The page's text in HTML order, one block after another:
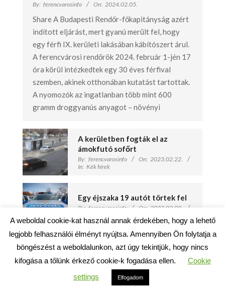
By: ferencvarosinfo On: 2024.02.05.
Share A Budapesti Rendőr-főkapitányság azért
indított eljárást, mert gyanú merült fel, hogy
egy férfi IX. kerületi lakásában kábítószert árul.
A ferencvárosi rendőrök 2024. február 1-jén 17
óra körül intézkedtek egy 30 éves férfival
szemben, akinek otthonában kutatást tartottak.
A nyomozók az ingatlanban több mint 600
gramm droggyanús anyagot – növényi
A kerületben fogták el az
ámokfutó sofőrt
By: ferencvarosinfo On: 2023.02.22.
In: Kék hírek
Egy éjszaka 19 autót törtek fel
By: ferencvarosinfo On: 2023.02.09.
A weboldal cookie-kat használ annak érdekében, hogy a lehető
legjobb felhasználói élményt nyújtsa. Amennyiben Ön folytatja a
böngészést a weboldalunkon, azt úgy tekintjük, hogy nincs
kifogása a tőlünk érkező cookie-k fogadása ellen.
Cookie
settings
Elfogadom